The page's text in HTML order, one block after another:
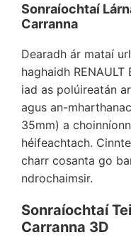
Sonraíochtaí
Carranna
Dearadh ár mataí
haghaidh
iad as polúireatán
agus an-
35mm) a
héifeachtach.
charr cosanta go
ndrochaimsir.
Sonraíochtaí
Carranna 3D